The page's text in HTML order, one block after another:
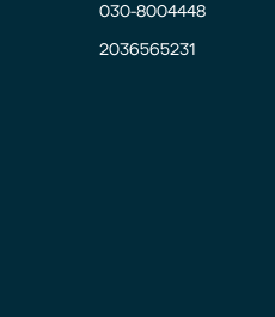
030-8004448
2036565231